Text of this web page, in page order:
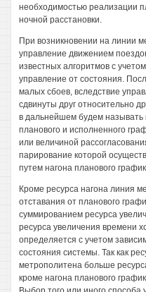
необходимостью реализации
ночной расстановки.
При возникновении на линии
управление движением
известных алгоритмов с
управление от состояния.
малых сбоев, вследствие
сдвинуты друг относительно
в дальнейшем будем называть
планового и исполненного
или величиной
парирование которой
путем нагона планового
Кроме ресурса нагона линия
отставания от планового
суммированием ресурса
ресурса увеличения времени
определяется с учетом
состояния системы. Так как
метрополитена больше
кроме нагона планового